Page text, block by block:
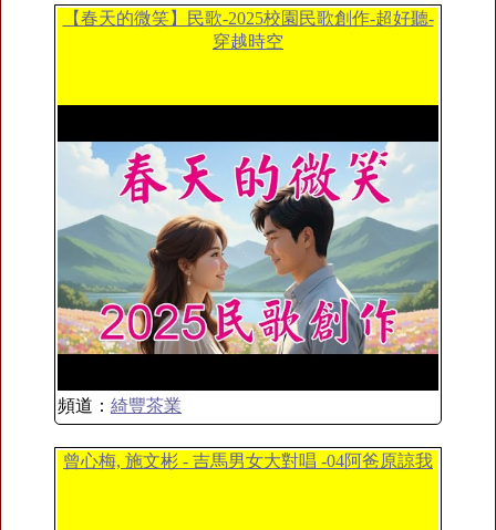
【春天的微笑】民歌-2025校園民歌創作-超好聽-
穿越時空
頻道： 綺豐茶業
曾心梅, 施文彬 - 吉馬男女大對唱 -04阿爸原諒我